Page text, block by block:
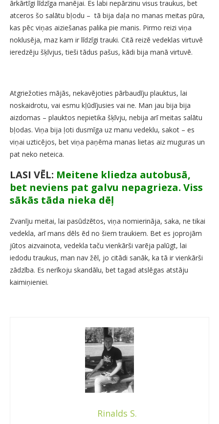
ārkārtīgi līdzīga manējai. Es labi nepārzinu visus traukus, bet
atceros šo salātu bļodu – tā bija daļa no manas meitas pūra,
kas pēc viņas aiziešanas palika pie manis. Pirmo reizi viņa
noklusēja, maz kam ir līdzīgi trauki. Citā reizē vedeklas virtuvē
ieredzēju šķīvjus, tieši tādus pašus, kādi bija manā virtuvē.
Atgriežoties mājās, nekavējoties pārbaudīju plauktus, lai
noskaidrotu, vai esmu kļūdījusies vai ne. Man jau bija bija
aizdomas – plauktos nepietika šķīvju, nebija arī meitas salātu
bļodas. Viņa bija ļoti dusmīga uz manu vedeklu, sakot – es
viņai uzticējos, bet viņa paņēma manas lietas aiz muguras un
pat neko neteica.
LASI VĒL: Meitene kliedza autobusā,
bet neviens pat galvu nepagrieza. Viss
sākās tāda nieka dēļ
Zvanīju meitai, lai pasūdzētos, viņa nomierināja, saka, ne tikai
vedekla, arī mans dēls ēd no šiem traukiem. Bet es joprojām
jūtos aizvainota, vedekla taču vienkārši varēja palūgt, lai
iedodu traukus, man nav žēl, jo citādi sanāk, ka tā ir vienkārši
zādzība. Es nerīkoju skandālu, bet tagad atslēgas atstāju
kaimiņieniei.
Rinalds S.